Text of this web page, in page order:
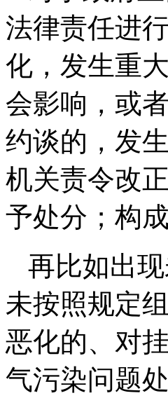
法律责任进
化，发生重
会影响，或
约谈的，发
机关责令改
予处分；构
再比如出
未按照规定
恶化的、对
气污染问题